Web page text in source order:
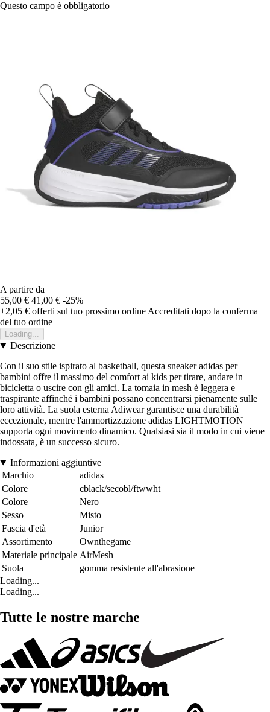
Questo campo è obbligatorio
A partire da
55,00 € 41,00 € -25%
+2,05 € offerti sul tuo prossimo ordine Accreditati dopo la conferma
del tuo ordine
Loading...
Descrizione
Con il suo stile ispirato al basketball, questa sneaker adidas per
bambini offre il massimo del comfort ai kids per tirare, andare in
bicicletta o uscire con gli amici. La tomaia in mesh è leggera e
traspirante affinché i bambini possano concentrarsi pienamente sulle
loro attività. La suola esterna Adiwear garantisce una durabilità
eccezionale, mentre l'ammortizzazione adidas LIGHTMOTION
supporta ogni movimento dinamico. Qualsiasi sia il modo in cui viene
indossata, è un successo sicuro.
Informazioni aggiuntive
Marchio
adidas
Colore
cblack/secobl/ftwwht
Colore
Nero
Sesso
Misto
Fascia d'età
Junior
Assortimento
Ownthegame
Materiale principale AirMesh
Suola
gomma resistente all'abrasione
Loading...
Loading...
Tutte le nostre marche